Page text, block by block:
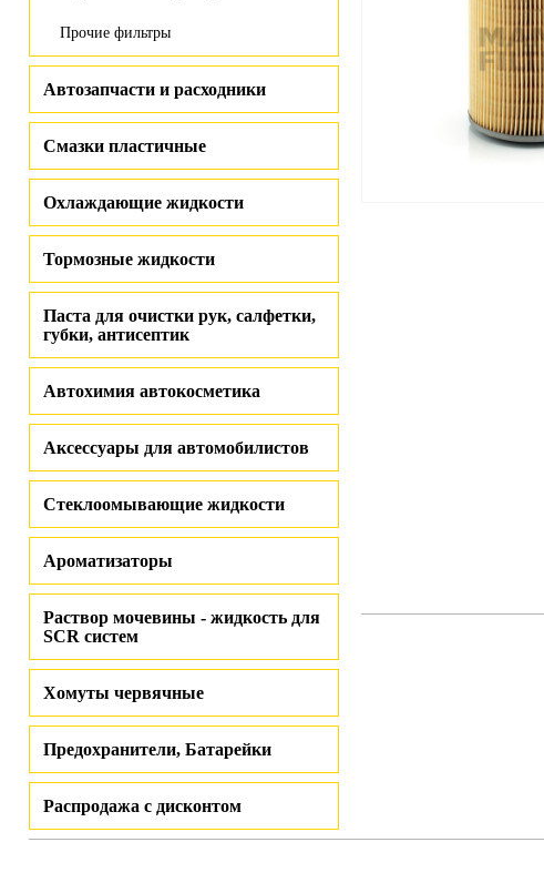
Прочие фильтры
Автозапчасти и расходники
Смазки пластичные
Охлаждающие жидкости
Тормозные жидкости
Паста для очистки рук, салфетки,
губки, антисептик
Автохимия автокосметика
Аксессуары для автомобилистов
Стеклоомывающие жидкости
Ароматизаторы
Раствор мочевины - жидкость для
SCR систем
Хомуты червячные
Предохранители, Батарейки
Распродажа с дисконтом